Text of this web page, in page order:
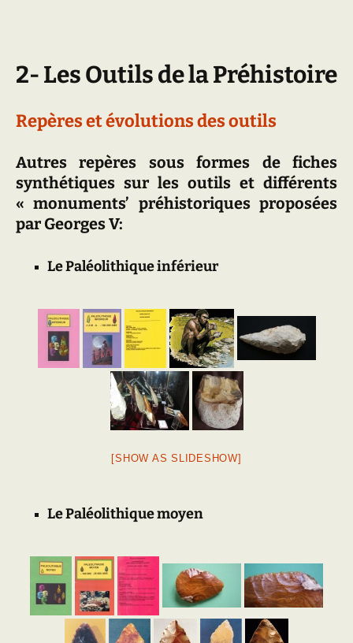
2- Les Outils de la Préhistoire
Repères et évolutions des outils
Autres repères sous formes de fiches
synthétiques sur les outils et différents
« monuments’ préhistoriques proposées
par Georges V:
Le Paléolithique inférieur
[SHOW AS SLIDESHOW]
Le Paléolithique moyen